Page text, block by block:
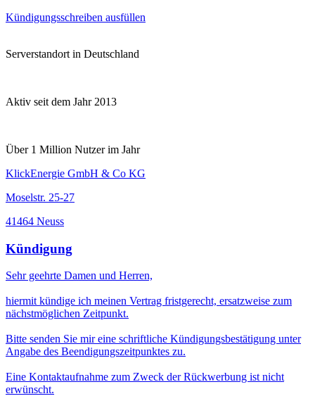
Kündigungsschreiben ausfüllen
Serverstandort in Deutschland
Aktiv seit dem Jahr 2013
Über 1 Million Nutzer im Jahr
KlickEnergie GmbH & Co KG
Moselstr. 25-27
41464 Neuss
Kündigung
Sehr geehrte Damen und Herren,
hiermit kündige ich meinen Vertrag fristgerecht, ersatzweise zum
nächstmöglichen Zeitpunkt.
Bitte senden Sie mir eine schriftliche Kündigungsbestätigung unter
Angabe des Beendigungszeitpunktes zu.
Eine Kontaktaufnahme zum Zweck der Rückwerbung ist nicht
erwünscht.